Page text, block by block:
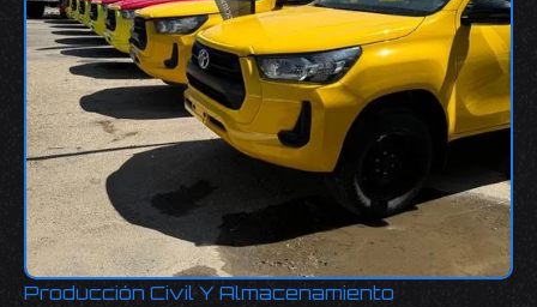
Producción Civil Y Almacenamiento